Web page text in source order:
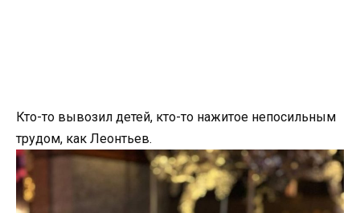
Кто-то вывозил детей, кто-то нажитое непосильным
трудом, как Леонтьев.